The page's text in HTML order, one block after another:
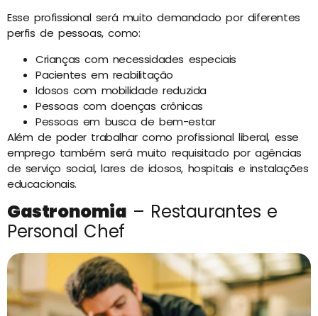
Esse profissional será muito demandado por diferentes
perfis de pessoas, como:
Crianças com necessidades especiais
Pacientes em reabilitação
Idosos com mobilidade reduzida
Pessoas com doenças crônicas
Pessoas em busca de bem-estar
Além de poder trabalhar como profissional liberal, esse
emprego também será muito requisitado por agências
de serviço social, lares de idosos, hospitais e instalações
educacionais.
Gastronomia – Restaurantes e
Personal Chef